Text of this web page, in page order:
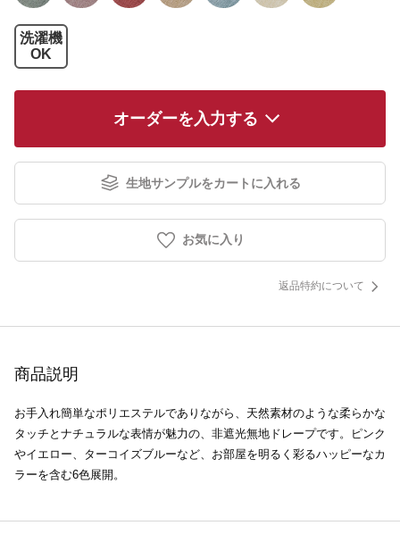
洗濯機
OK
オーダーを入力する
生地サンプルをカートに入れる
お気に入り
返品特約について
商品説明
お手入れ簡単なポリエステルでありながら、天然素材のような柔らかな
タッチとナチュラルな表情が魅力の、非遮光無地ドレープです。ピンク
やイエロー、ターコイズブルーなど、お部屋を明るく彩るハッピーなカ
ラーを含む6色展開。